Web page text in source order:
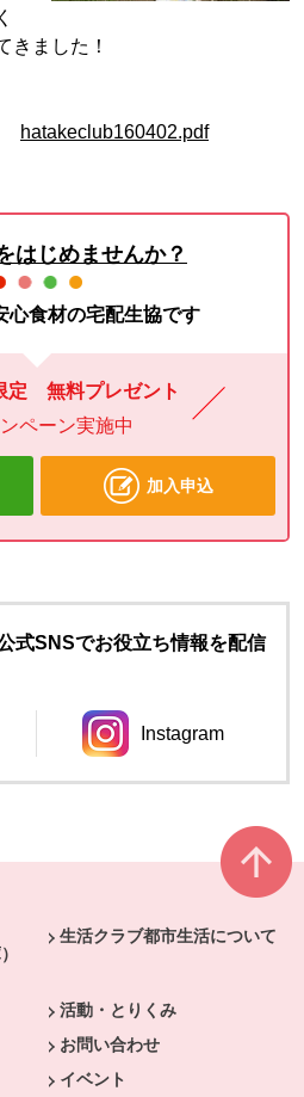
きました！
hatakeclub160402.pdf
はじめませんか？
心食材の宅配生協です
定 無料プレゼント
ペーン実施中
加入申込
式SNSでお役立ち情報を配信
ドウで開きます。
Instagram
別のウィンドウ
生活クラブ都市生活について
活動・とりくみ
お問い合わせ
イベント